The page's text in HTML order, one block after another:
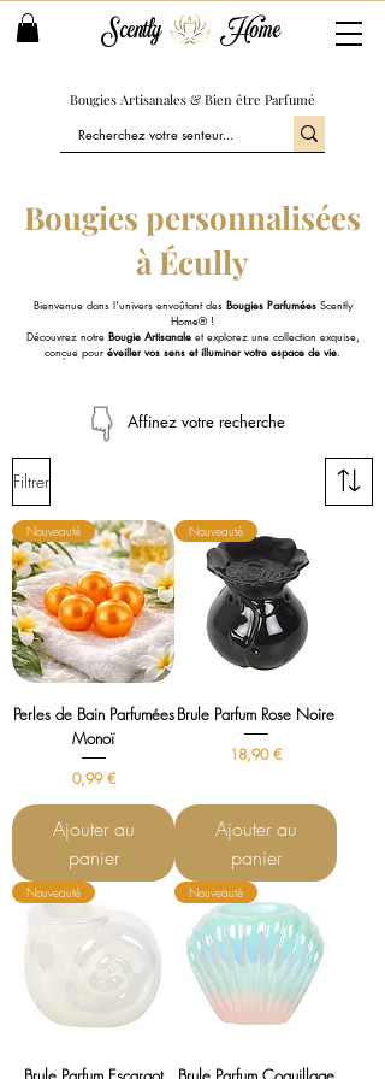
Scently Home
Bougies Artisanales & Bien être Parfumé
Bougies personnalisées
à Écully
Bienvenue dans l'univers envoûtant des Bougies ParfuméesScently
Home® !
Découvrez notre Bougie Artisanaleet explorez une collection exquise,
conçue pour éveiller vos sens et illuminer votre espace de vie.
Affinez votre recherche
Filtrer
Nouveauté
Perles de Bain Parfumées
Monoï
Prix
0,99 €
Ajouter au
panier
Nouveauté
Brule Parfum Rose Noire
Prix
18,90 €
Ajouter au
panier
Nouveauté Nouveauté